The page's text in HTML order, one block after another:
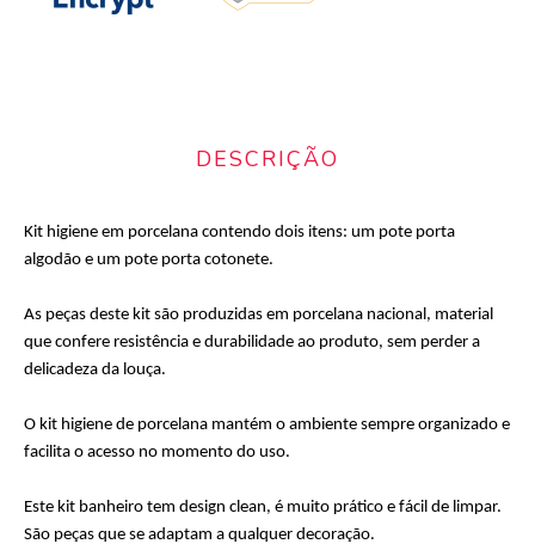
DESCRIÇÃO
Kit higiene em porcelana contendo dois itens: um pote porta
algodão e um pote porta cotonete.
As peças deste kit são produzidas em porcelana nacional, material
que confere resistência e durabilidade ao produto, sem perder a
delicadeza da louça.
O kit higiene de porcelana mantém o ambiente sempre organizado e
facilita o acesso no momento do uso.
Este kit banheiro tem design clean, é muito prático e fácil de limpar.
São peças que se adaptam a qualquer decoração.